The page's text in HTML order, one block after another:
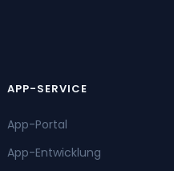
APP-SERVICE
App-Portal
App-Entwicklung